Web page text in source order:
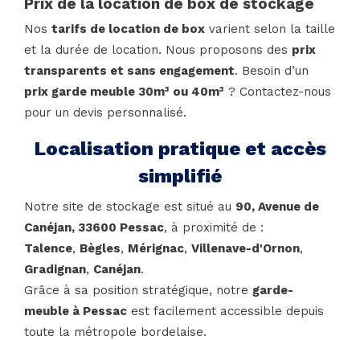
Prix de la location de box de stockage
Nos tarifs de location de box varient selon la taille
et la durée de location. Nous proposons des prix
transparents et sans engagement. Besoin d’un
prix garde meuble 30m³ ou 40m³ ? Contactez-nous
pour un devis personnalisé.
Localisation pratique et accès
simplifié
Notre site de stockage est situé au 90, Avenue de
Canéjan, 33600 Pessac, à proximité de :
Talence, Bègles, Mérignac, Villenave-d'Ornon,
Gradignan, Canéjan.
Grâce à sa position stratégique, notre garde-
meuble à Pessac est facilement accessible depuis
toute la métropole bordelaise.